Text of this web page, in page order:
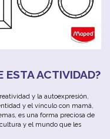
ESTA ACTIVIDAD?
y la autoexpresión,
y el vínculo con mamá,
es una forma preciosa de
y el mundo que les